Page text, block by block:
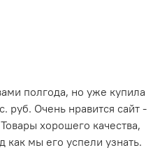
полгода, но уже купила
руб. Очень нравится сайт -
хорошего качества,
как мы его успели узнать.